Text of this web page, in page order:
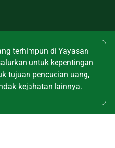
terhimpun di Yayasan
untuk kepentingan
tujuan pencucian uang,
kejahatan lainnya.